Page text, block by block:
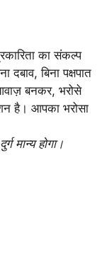
का संकल्प
दबाव, बिना पक्षपात
बनकर, भरोसे
है। आपका भरोसा
मान्य होगा।